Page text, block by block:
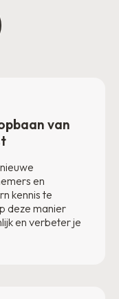
van
en
kennis te
deze manier
en verbeter je